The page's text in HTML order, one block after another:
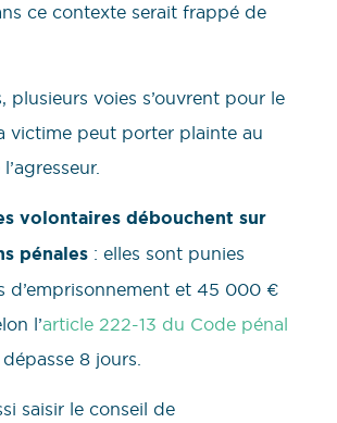
ce contexte serait frappé de
plusieurs voies s’ouvrent pour le
victime peut porter plainte au
volontaires débouchent sur
pénales : elles sont punies
d’emprisonnement et 45 000 €
l’article 222-13 du Code pénal
8 jours.
saisir le conseil de